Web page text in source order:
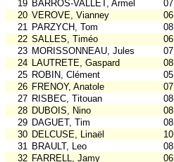
19 BARROS-VALLET, Armel 07
20 VEROVE, Vianney 06
21 PARZYCH, Tom 08
22 SALLES, Timéo 06
23 MORISSONNEAU, Jules 07
24 LAUTRETE, Gaspard 08
25 ROBIN, Clément 05
26 FRENOY, Anatole 07
27 RISBEC, Titouan 08
28 DUBOIS, Nino 08
29 DAGUET, Tim 08
30 DELCUSE, Linaël 10
31 BRAULT, Leo 08
32 FARRELL, Jamy 06